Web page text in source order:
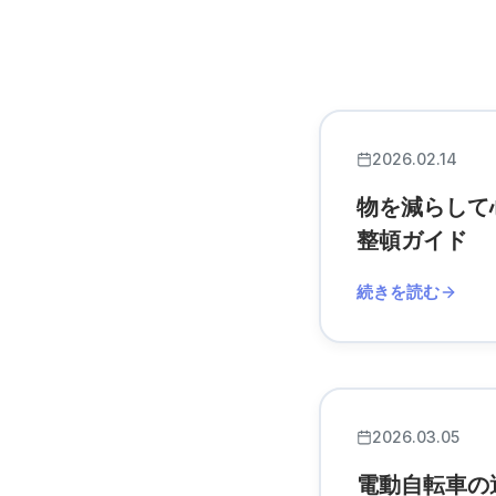
2026.02.14
物を減らし
整頓ガイド
続きを読む
2026.03.05
電動自転車